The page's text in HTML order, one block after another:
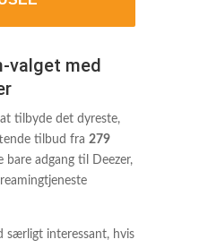
valget med
tilbyde det dyreste,
tilbud fra 279
bare adgang til Deezer,
særligt interessant, hvis